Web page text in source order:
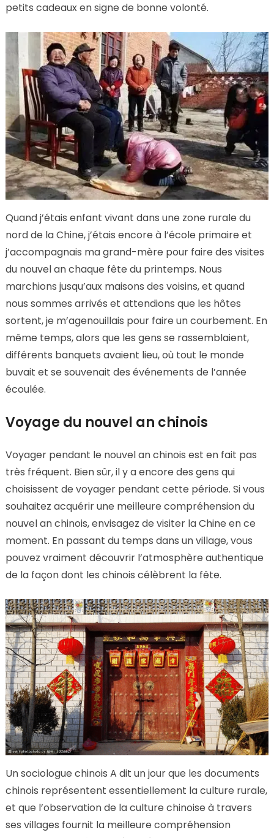
petits cadeaux en signe de bonne volonté.
Quand j’étais enfant vivant dans une zone rurale du
nord de la Chine, j’étais encore à l’école primaire et
j’accompagnais ma grand-mère pour faire des visites
du nouvel an chaque fête du printemps. Nous
marchions jusqu’aux maisons des voisins, et quand
nous sommes arrivés et attendions que les hôtes
sortent, je m’agenouillais pour faire un courbement. En
même temps, alors que les gens se rassemblaient,
différents banquets avaient lieu, où tout le monde
buvait et se souvenait des événements de l’année
écoulée.
Voyage du nouvel an chinois
Voyager pendant le nouvel an chinois est en fait pas
très fréquent. Bien sûr, il y a encore des gens qui
choisissent de voyager pendant cette période. Si vous
souhaitez acquérir une meilleure compréhension du
nouvel an chinois, envisagez de visiter la Chine en ce
moment. En passant du temps dans un village, vous
pouvez vraiment découvrir l’atmosphère authentique
de la façon dont les chinois célèbrent la fête.
Un sociologue chinois A dit un jour que les documents
chinois représentent essentiellement la culture rurale,
et que l’observation de la culture chinoise à travers
ses villages fournit la meilleure compréhension